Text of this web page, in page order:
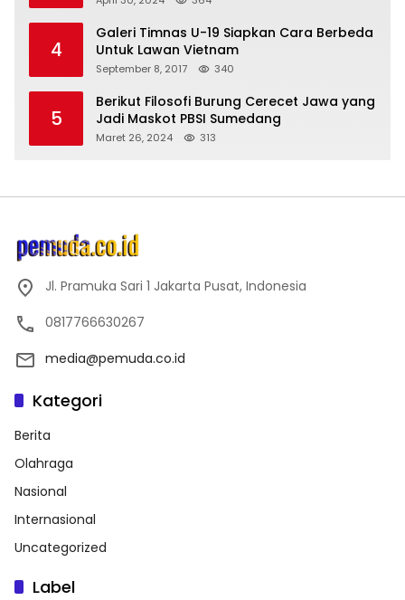
4
Galeri Timnas U-19 Siapkan Cara Berbeda
Untuk Lawan Vietnam
September 8, 2017 340
5
Berikut Filosofi Burung Cerecet Jawa yang
Jadi Maskot PBSI Sumedang
Maret 26, 2024 313
Jl. Pramuka Sari 1 Jakarta Pusat, Indonesia
0817766630267
media@pemuda.co.id
Kategori
Berita
Olahraga
Nasional
Internasional
Uncategorized
Label